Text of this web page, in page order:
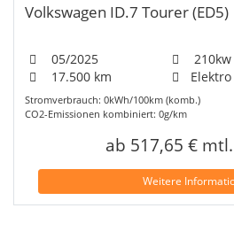
Volkswagen ID.7 Tourer (ED5)
05/2025
210kw
17.500 km
Elektro
Stromverbrauch: 0kWh/100km (komb.)
CO2-Emissionen kombiniert: 0g/km
ab 517,65 €
Weitere